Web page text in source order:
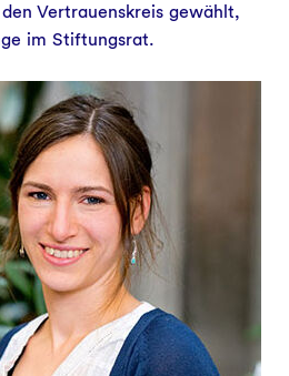
Vertrauenskreis gewählt,
im Stiftungsrat.